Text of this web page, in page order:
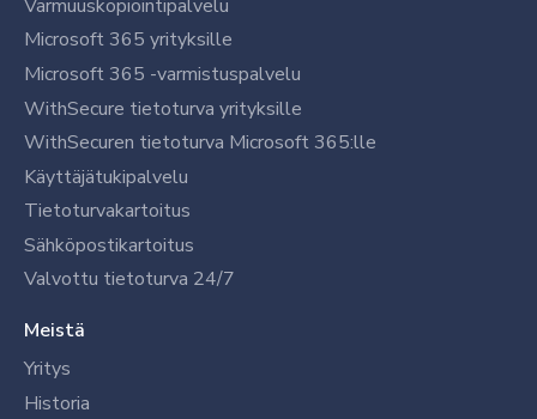
Varmuuskopiointipalvelu
Microsoft 365 yrityksille
Microsoft 365 -varmistuspalvelu
WithSecure tietoturva yrityksille
WithSecuren tietoturva Microsoft 365:lle
Käyttäjätukipalvelu
Tietoturvakartoitus
Sähköpostikartoitus
Valvottu tietoturva 24/7
Meistä
Yritys
Historia